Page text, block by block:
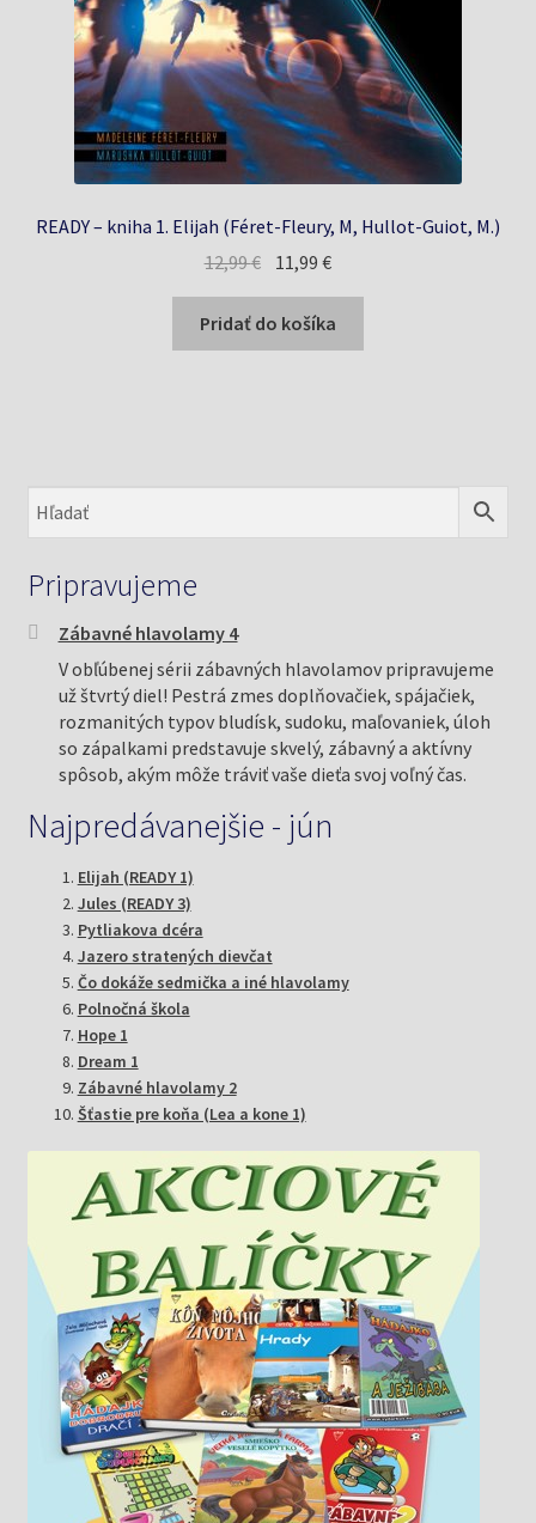
READY – kniha 1. Elijah (Féret-Fleury, M, Hullot-Guiot, M.)
12,99€ Pôvodná
cena
bola:
12,99 €.
11,99€Aktuálna
cena
je:
11,99 €.
Pridať do košíka
Pripravujeme
Zábavné hlavolamy 4
V obľúbenej sérii zábavných hlavolamov pripravujeme
už štvrtý diel! Pestrá zmes doplňovačiek, spájačiek,
rozmanitých typov bludísk, sudoku, maľovaniek, úloh
so zápalkami predstavuje skvelý, zábavný a aktívny
spôsob, akým môže tráviť vaše dieťa svoj voľný čas.
Najpredávanejšie - jún
Elijah (READY 1)
Jules (READY 3)
Pytliakova dcéra
Jazero stratených dievčat
Čo dokáže sedmička a iné hlavolamy
Polnočná škola
Hope 1
Dream 1
Zábavné hlavolamy 2
Šťastie pre koňa (Lea a kone 1)